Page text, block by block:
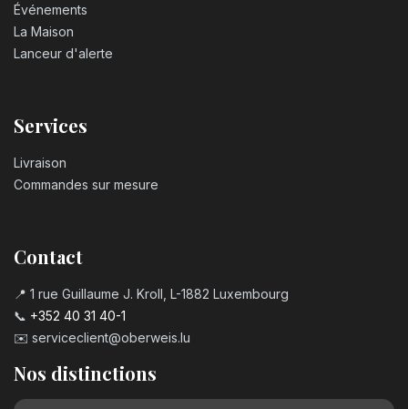
Événements
La Maison
Lanceur d'alerte
Services
Livraison
Commandes sur mesure
Contact
📍 1 rue Guillaume J. Kroll, L-1882 Luxembourg
📞 +352 40 31 40-1
✉️ serviceclient@oberweis.lu
Nos distinctions